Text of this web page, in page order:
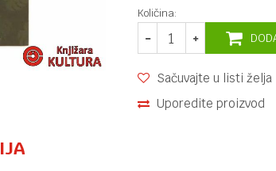
Količina:
Sačuvajte u listi želja
Uporedite proizvod